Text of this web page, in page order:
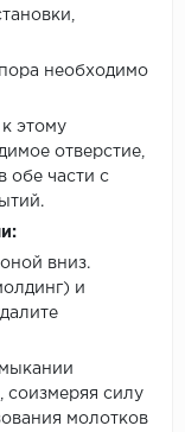
необходимо
этому
отверстие,
обе части с
вниз.
и
соизмеряя силу
молотков